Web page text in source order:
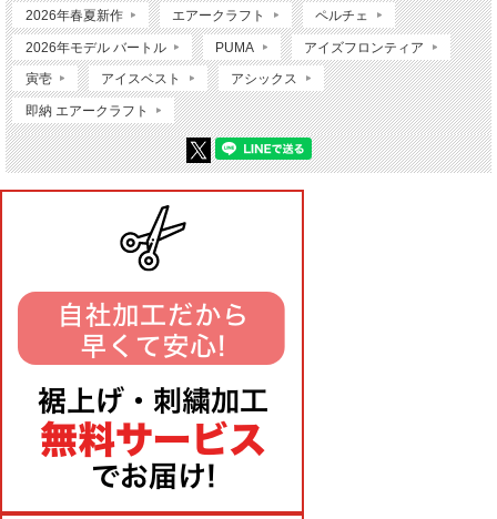
2026年春夏新作 エアークラフト ペルチェ
2026年モデル バートル PUMA アイズフロンティア
寅壱 アイスベスト アシックス
即納 エアークラフト